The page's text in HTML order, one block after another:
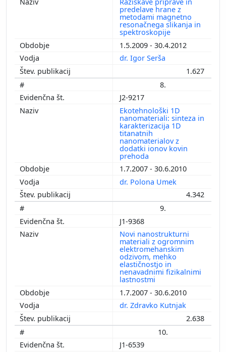
predelave hrane z
metodami magnetno
resonačnega slikanja in
spektroskopije
1.5.2009 - 30.4.2012
dr. Igor Serša
1.627
8.
J2-9217
Ekotehnološki 1D
nanomateriali: sinteza in
karakterizacija 1D
titanatnih
nanomaterialov z
dodatki ionov kovin
prehoda
1.7.2007 - 30.6.2010
dr. Polona Umek
4.342
9.
J1-9368
Novi nanostrukturni
materiali z ogromnim
elektromehanskim
odzivom, mehko
elastičnostjo in
nenavadnimi fizikalnimi
lastnostmi
1.7.2007 - 30.6.2010
dr. Zdravko Kutnjak
2.638
10.
J1-6539